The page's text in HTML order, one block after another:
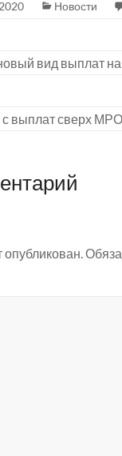
Новости
вид выплат
выплат сверх